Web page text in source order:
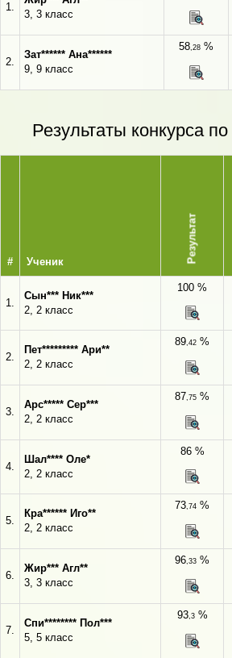
1.
3, 3 класс
2.
Зат****** Ана******
9, 9 класс
58,28 %
Результаты конкурса
# Ученик Результат
1.
Сын*** Ник***
2, 2 класс
100 %
2.
Пет********* Ари**
2, 2 класс
89,42 %
3.
Арс***** Сер***
2, 2 класс
87,75 %
4.
Шал**** Оле*
2, 2 класс
86 %
5.
Кра****** Иго**
2, 2 класс
73,74 %
6.
Жир*** Агл**
3, 3 класс
96,33 %
7.
Спи******** Пол***
5, 5 класс
93,3%